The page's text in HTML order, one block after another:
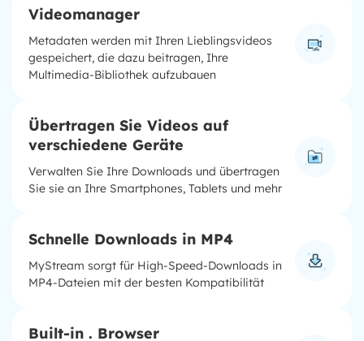
Videomanager
Metadaten werden mit Ihren Lieblingsvideos
gespeichert, die dazu beitragen, Ihre
Multimedia-Bibliothek aufzubauen
Übertragen Sie Videos auf
verschiedene Geräte
Verwalten Sie Ihre Downloads und übertragen
Sie sie an Ihre Smartphones, Tablets und mehr
Schnelle Downloads in MP4
MyStream sorgt für High-Speed-Downloads in
MP4-Dateien mit der besten Kompatibilität
Built-in . Browser